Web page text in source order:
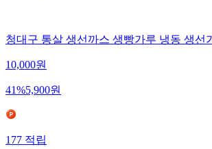
청대구 통살 생선까스 생빵가루 냉동 생선
10,000원
41%5,900원
177적립